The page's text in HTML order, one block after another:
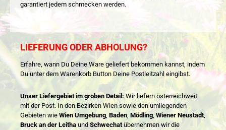
garantiert jedem schmecken werden.
LIEFERUNG ODER ABHOLUNG?
Erfahre, wann Du Deine Ware geliefert bekommen kannst, indem
Du unter dem Warenkorb Button Deine Postleitzahl eingibst.
Unser Liefergebiet im groben Detail: Wir liefern österreichweit
mit der Post. In den Bezirken Wien sowie den umliegenden
Gebieten wie Wien Umgebung, Baden, Mödling, Wiener Neustadt,
Bruck an der Leitha und Schwechatübernehmen wir die